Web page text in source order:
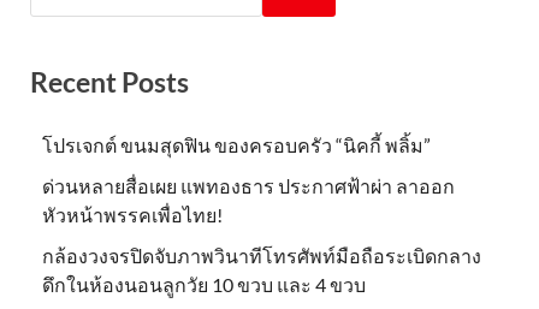
Recent Posts
โปรเจกต์ ขนมสุดฟิน ของครอบครัว “นิคกี้ พลิ้ม”
ด่วนหลายสื่อเผย แพทองธาร ประกาศฟ้าผ่า ลาออก
หัวหน้าพรรคเพื่อไทย!
กล้องวงจรปิดจับภาพวินาทีโทรศัพท์มือถือระเบิดกลาง
ดึกในห้องนอนลูกวัย 10 ขวบ และ 4 ขวบ